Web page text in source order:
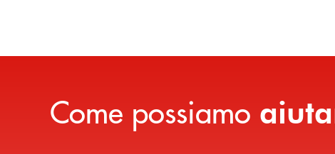
Come possiamo